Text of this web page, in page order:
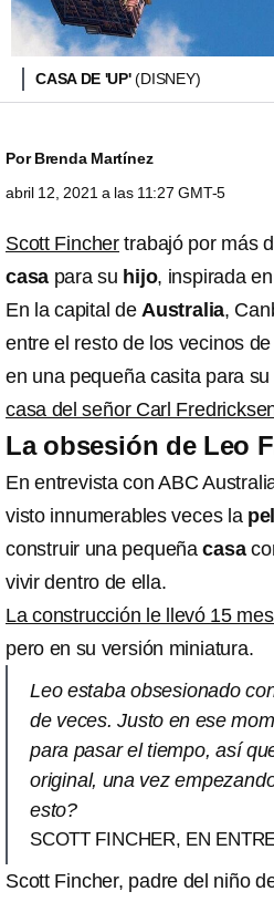
CASA DE 'UP'(DISNEY)
PorBrenda Martínez
abril 12, 2021 a las 11:27 GMT-5
Scott Fincher trabajó por más
casa para su hijo, inspirada
En la capital de Australia,
entre el resto de los vecinos
en una pequeña casita para
casa del señor Carl
La obsesión de Leo
En entrevista con ABC
visto innumerables veces la
construir una pequeñacasa
vivir dentro de ella.
La construcción le llevó 15
pero en su versión miniatura.
Leo estaba obsesionado
de veces. Justo en ese
para pasar el tiempo, así
original, una vez
esto?
SCOTT FINCHER, EN
Scott Fincher, padre del niño